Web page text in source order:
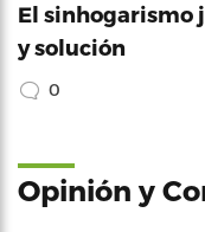
El sinhogarismo
y solución
0
Opinión y